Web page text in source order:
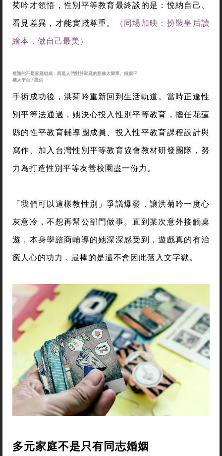
病床上，不時有人以「要為了孩子勇敢活下去」來鼓
勵洪菊吟，一開始她不覺有異，聽多了以後開始不
解：「為什麼只能為了孩子活下去，難道我就不能為
傳統社會觀念長期壓抑女性，直到與死神拔河時，洪
菊吟才領悟，性別平等教育最終談的是：悅納自己、
看見差異，才能實踐尊重。（同場加映：扮裝皇后讀
繪本，做自己最美）
複雜的不是家庭組成，而是人們對於家庭的想像太簡單。婚姻平
權大平台 / 提供
別平等法通過，她決心投入性別平等教育，擔任花蓮
縣的性平教育輔導團成員、投入性平教育課程設計與
寫作、加入台灣性別平等教育協會教材研發團隊，努
力為打造性別平等友善校園盡一份力。
「我們可以這樣教性別」爭議爆發，讓洪菊吟一度心
灰意冷，不想再幫公部門做事。直到某次意外接觸桌
遊，本身學諮商輔導的她深深感受到，遊戲真的有治
癒人心的功力，最棒的是還不會因此落入文字獄。